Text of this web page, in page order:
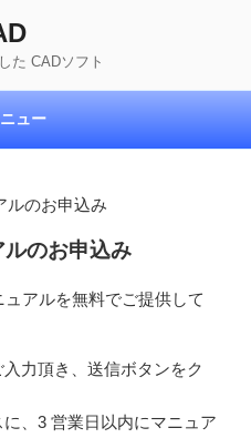
た CADソフト
ュー
ルのお申込み
のお申込み
アルを無料でご提供して
力頂き、送信ボタンをク
、3 営業日以内にマニュア